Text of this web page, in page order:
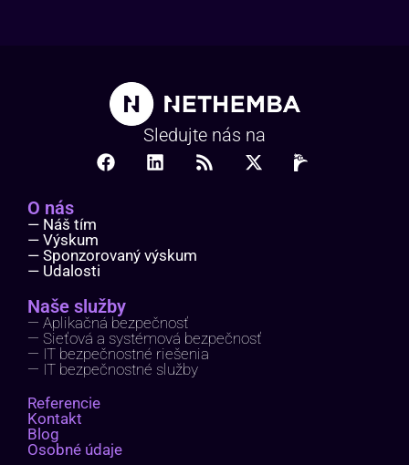
Sledujte nás na
O nás
— Náš tím
— Výskum
— Sponzorovaný výskum
— Udalosti
Naše služby
— Aplikačná bezpečnosť
— Sieťová a systémová bezpečnosť
— IT bezpečnostné riešenia
— IT bezpečnostné služby
Referencie
Kontakt
Blog
Osobné údaje